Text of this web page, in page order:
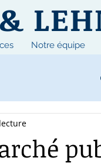
Notre équipe